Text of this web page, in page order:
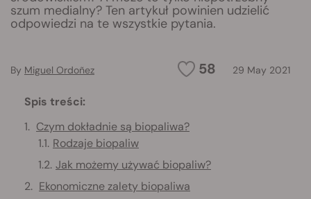
szum medialny? Ten artykuł powinien udzielić
odpowiedzi na te wszystkie pytania.
58 29 May 2021
By Miguel Ordoñez
Spis treści:
Czym dokładnie są biopaliwa?
Rodzaje biopaliw
Jak możemy używać biopaliw?
Ekonomiczne zalety biopaliwa